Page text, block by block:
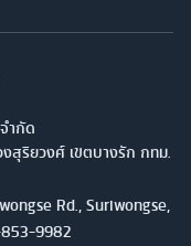
ำกัด
สุริยวงศ์ เขตบางรัก กทม.
Rd., Suriwongse,
9982